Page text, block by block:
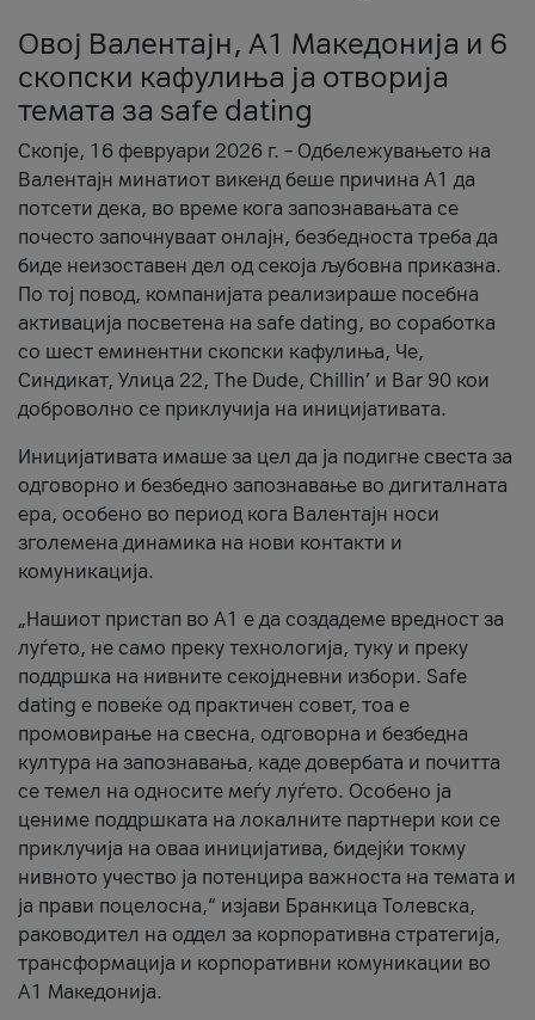
Овој Валентајн, A1 Македонија и 6
скопски кафулиња ја отворија
темата за safe dating
Скопје, 16 февруари 2026 г. – Одбележувањето на
Валентајн минатиот викенд беше причина А1 да
потсети дека, во време кога запознавањата се
почесто започнуваат онлајн, безбедноста треба да
биде неизоставен дел од секоја љубовна приказна.
По тој повод, компанијата реализираше посебна
активација посветена на safe dating, во соработка
со шест еминентни скопски кафулиња, Че,
Синдикат, Улица 22, The Dude, Chillin’ и Bar 90 кои
доброволно се приклучија на иницијативата.
Иницијативата имаше за цел да ја подигне свеста за
одговорно и безбедно запознавање во дигиталната
ера, особено во период кога Валентајн носи
зголемена динамика на нови контакти и
комуникација.
„Нашиот пристап во А1 е да создадеме вредност за
луѓето, не само преку технологија, туку и преку
поддршка на нивните секојдневни избори. Safe
dating е повеќе од практичен совет, тоа е
промовирање на свесна, одговорна и безбедна
култура на запознавања, каде довербата и почитта
се темел на односите меѓу луѓето. Особено ја
цениме поддршката на локалните партнери кои се
приклучија на оваа иницијатива, бидејќи токму
нивното учество ја потенцира важноста на темата и
ја прави поцелосна,“ изјави Бранкица Толевска,
раководител на оддел за корпоративна стратегија,
трансформација и корпоративни комуникации во
А1 Македонија.